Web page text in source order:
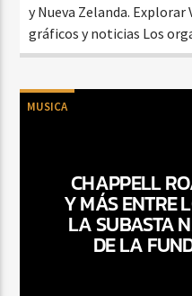
y Nueva Zelanda.
gráficos y noticias Los
MUSICA
CHAPPELL
Y MÁS ENTRE
LA SUBASTA
DE LA